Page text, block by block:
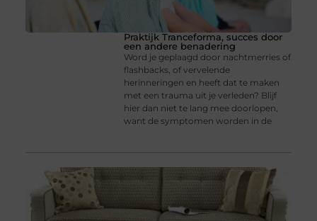
Praktijk Tranceforma, succes door
een andere benadering
Word je geplaagd door nachtmerries of
flashbacks, of vervelende
herinneringen en heeft dat te maken
met een trauma uit je verleden? Blijf
hier dan niet te lang mee doorlopen,
want de symptomen worden in de